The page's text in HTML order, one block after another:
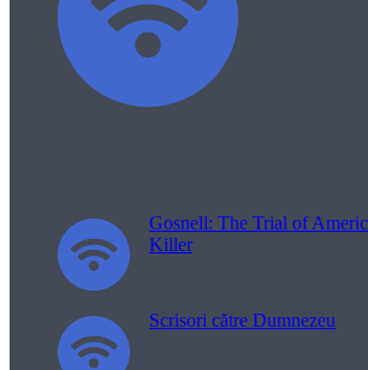
Gosnell: The Trial of
Killer
Scrisori către Dumnezeu